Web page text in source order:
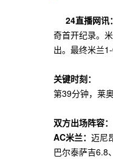
24直播网讯：
奇首开纪录。
出。最终米兰
关键时刻：
第39分钟，莱
双方出场阵容：
AC米兰： 迈尼
巴尔泰萨吉6.8